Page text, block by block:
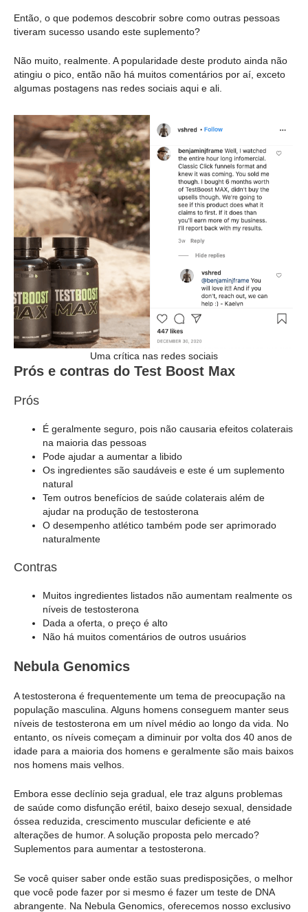
Então, o que podemos descobrir sobre como outras pessoas
tiveram sucesso usando este suplemento?
Não muito, realmente. A popularidade deste produto ainda não
atingiu o pico, então não há muitos comentários por aí, exceto
algumas postagens nas redes sociais aqui e ali.
Uma crítica nas redes sociais
Prós e contras do Test Boost Max
Prós
É geralmente seguro, pois não causaria efeitos colaterais
na maioria das pessoas
Pode ajudar a aumentar a libido
Os ingredientes são saudáveis e este é um suplemento
natural
Tem outros benefícios de saúde colaterais além de
ajudar na produção de testosterona
O desempenho atlético também pode ser aprimorado
naturalmente
Contras
Muitos ingredientes listados não aumentam realmente os
níveis de testosterona
Dada a oferta, o preço é alto
Não há muitos comentários de outros usuários
Nebula Genomics
A testosterona é frequentemente um tema de preocupação na
população masculina. Alguns homens conseguem manter seus
níveis de testosterona em um nível médio ao longo da vida. No
entanto, os níveis começam a diminuir por volta dos 40 anos de
idade para a maioria dos homens e geralmente são mais baixos
nos homens mais velhos.
Embora esse declínio seja gradual, ele traz alguns problemas
de saúde como disfunção erétil, baixo desejo sexual, densidade
óssea reduzida, crescimento muscular deficiente e até
alterações de humor. A solução proposta pelo mercado?
Suplementos para aumentar a testosterona.
Se você quiser saber onde estão suas predisposições, o melhor
que você pode fazer por si mesmo é fazer um teste de DNA
abrangente. Na Nebula Genomics, oferecemos nosso exclusivo